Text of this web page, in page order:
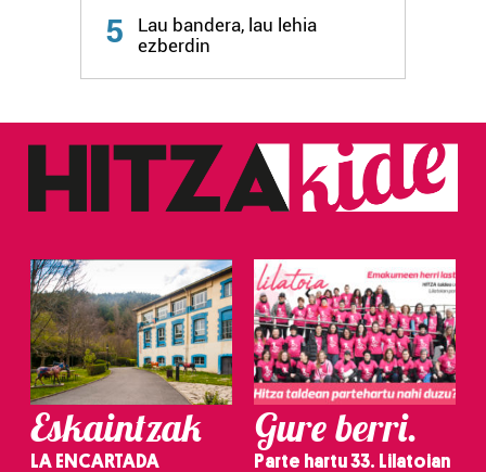
5
Lau bandera, lau lehia
ezberdin
Eskaintzak
LA ENCARTADA
Gure berri.
Parte hartu 33. Lilatoian